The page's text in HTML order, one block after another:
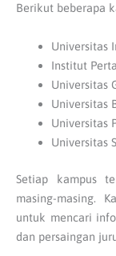
Berikut beberapa
Universitas
Institut
Universitas
Universitas
Universitas
Universitas
Setiap kampus
masing-masing.
untuk mencari
dan persaingan